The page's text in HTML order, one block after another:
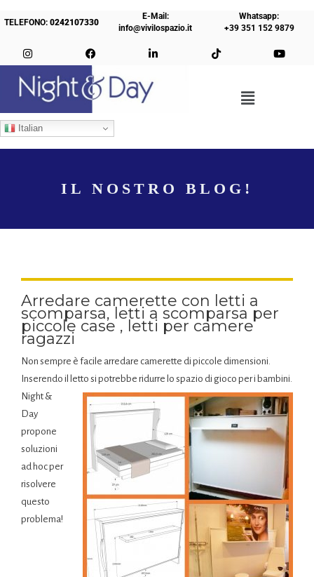
TELEFONO:0242107330
E-Mail:
info@vivilospazio.it
Whatsapp:
+39 351 152 9879
Italian
IL NOSTRO BLOG!
Arredare camerette con letti a
scomparsa, letti a scomparsa per
piccole case , letti per camere
ragazzi
Non sempre è facile arredare camerette di piccole dimensioni.
Inserendo il letto si potrebbe ridurre lo spazio di gioco per i bambini.
Night &
Day
propone
soluzioni
ad hoc per
risolvere
questo
problema!